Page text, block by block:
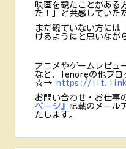
映画を観たことがある
た！」と共感していた
まだ観ていない方には
けるようにと思いなが
アニメやゲームレビュ
など、lenoreの他ブロ
☆→
https://
お問い合わせ・お仕事
ページ』 記載のメール
たします。